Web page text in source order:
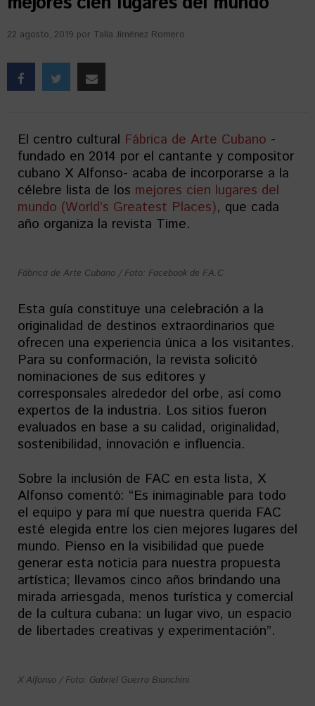
22 agosto, 2019 por Talía Jiménez Romero
El centro cultural Fábrica de Arte Cubano -
fundado en 2014 por el cantante y compositor
cubano X Alfonso- acaba de incorporarse a la
célebre lista de los mejores cien lugares del
mundo (World’s Greatest Places), que cada
año organiza la revista Time.
Fábrica de Arte Cubano / Foto: Facebook de F.A.C
Esta guía constituye una celebración a la
originalidad de destinos extraordinarios que
ofrecen una experiencia única a los visitantes.
Para su conformación, la revista solicitó
nominaciones de sus editores y
corresponsales alrededor del orbe, así como
expertos de la industria. Los sitios fueron
evaluados en base a su calidad, originalidad,
sostenibilidad, innovación e influencia.
Sobre la inclusión de FAC en esta lista, X
Alfonso comentó: “Es inimaginable para todo
el equipo y para mí que nuestra querida FAC
esté elegida entre los cien mejores lugares del
mundo. Pienso en la visibilidad que puede
generar esta noticia para nuestra propuesta
artística; llevamos cinco años brindando una
mirada arriesgada, menos turística y comercial
de la cultura cubana: un lugar vivo, un espacio
de libertades creativas y experimentación”.
X Alfonso / Foto: Gabriel Guerra Bianchini